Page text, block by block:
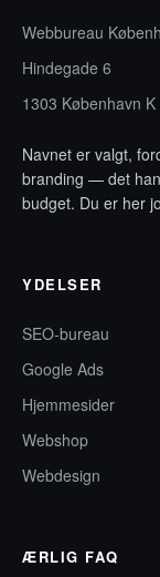
Webbureau
Hindegade 6
1303 København K
Navnet er valgt,
branding — det
budget. Du er her
YDELSER
SEO-bureau
Google Ads
Hjemmesider
Webshop
Webdesign
ÆRLIG FAQ